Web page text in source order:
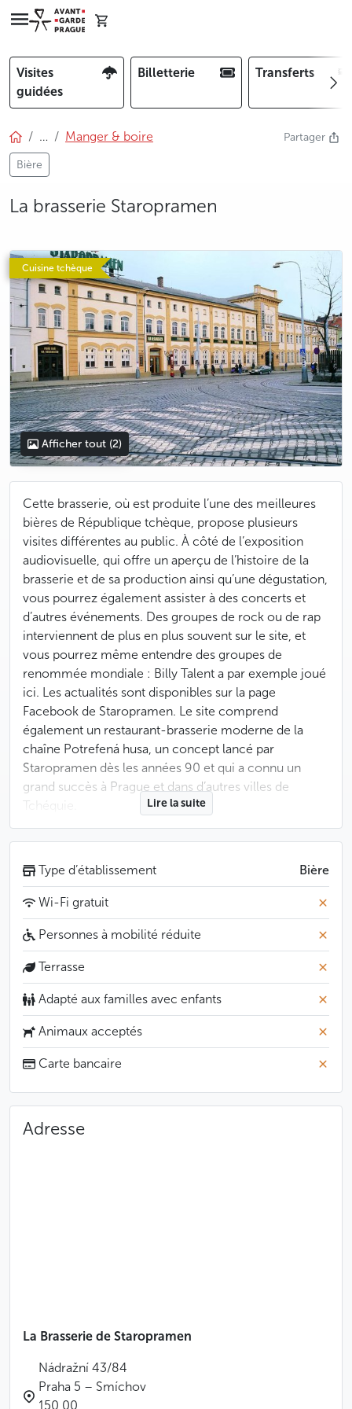
Visites
guidées
Billetterie Transferts
… Manger & boire
Bière
Partager
La brasserie Staropramen
Cuisine tchèque
Afficher tout (2)
Cette brasserie, où est produite l’une des meilleures
bières de République tchèque, propose plusieurs
visites différentes au public. À côté de l’exposition
audiovisuelle, qui offre un aperçu de l’histoire de la
brasserie et de sa production ainsi qu’une dégustation,
vous pourrez également assister à des concerts et
d’autres événements. Des groupes de rock ou de rap
interviennent de plus en plus souvent sur le site, et
vous pourrez même entendre des groupes de
renommée mondiale : Billy Talent a par exemple joué
ici. Les actualités sont disponibles sur la page
Facebook de Staropramen. Le site comprend
également un restaurant-brasserie moderne de la
chaîne Potrefená husa, un concept lancé par
Staropramen dès les années 90 et qui a connu un
grand succès à Prague et dans d’autres villes de
Tchéquie.
Lire la suite
Moins
Type d’établissement Bière
Wi-Fi gratuit
Personnes à mobilité réduite
Terrasse
Adapté aux familles avec enfants
Animaux acceptés
Carte bancaire
Adresse
La Brasserie de Staropramen
Nádražní 43/84
Praha 5 – Smíchov
150 00